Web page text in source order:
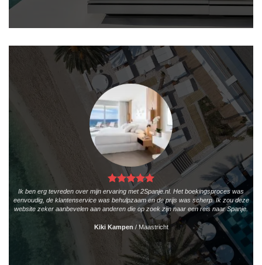
Ik ben erg tevreden over mijn ervaring met 2Spanje.nl. Het boekingsproces was
eenvoudig, de klantenservice was behulpzaam en de prijs was scherp. Ik zou deze
website zeker aanbevelen aan anderen die op zoek zijn naar een reis naar Spanje.
Kiki Kampen /Maastricht